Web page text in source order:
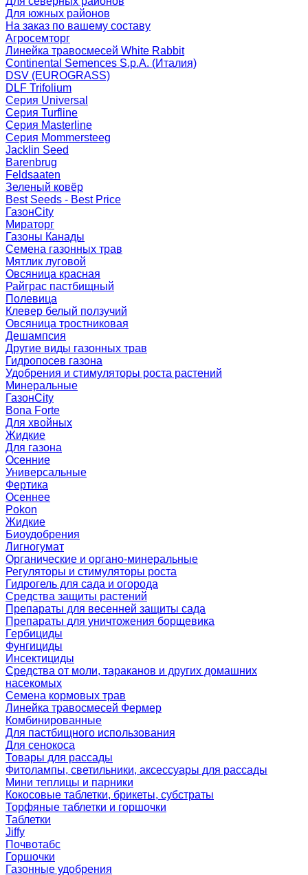
Для южных районов
На заказ по вашему составу
Агросемторг
Линейка травосмесей White Rabbit
Continental Semences S.p.A. (Италия)
DSV (EUROGRASS)
DLF Trifolium
Серия Universal
Серия Turfline
Серия Masterline
Серия Mommersteeg
Jacklin Seed
Barenbrug
Feldsaaten
Зеленый ковёр
Best Seeds - Best Price
ГазонCity
Мираторг
Газоны Канады
Семена газонных трав
Мятлик луговой
Овсяница красная
Райграс пастбищный
Полевица
Клевер белый ползучий
Овсяница тростниковая
Дешампсия
Другие виды газонных трав
Гидропосев газона
Удобрения и стимуляторы роста растений
Минеральные
ГазонCity
Bona Forte
Для хвойных
Жидкие
Для газона
Осенние
Универсальные
Фертика
Осеннее
Pokon
Жидкие
Биоудобрения
Лигногумат
Органические и органо-минеральные
Регуляторы и стимуляторы роста
Гидрогель для сада и огорода
Средства защиты растений
Препараты для весенней защиты сада
Препараты для уничтожения борщевика
Гербициды
Фунгициды
Инсектициды
Средства от моли, тараканов и других домашних
насекомых
Семена кормовых трав
Линейка травосмесей Фермер
Комбинированные
Для пастбищного использования
Для сенокоса
Товары для рассады
Фитолампы, светильники, аксессуары для рассады
Мини теплицы и парники
Кокосовые таблетки, брикеты, субстраты
Торфяные таблетки и горшочки
Таблетки
Jiffy
Почвотабс
Горшочки
Газонные удобрения